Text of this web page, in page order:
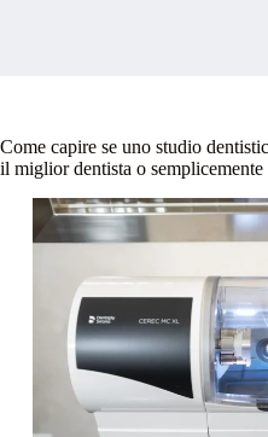
Come capire se uno studio
il miglior dentista o